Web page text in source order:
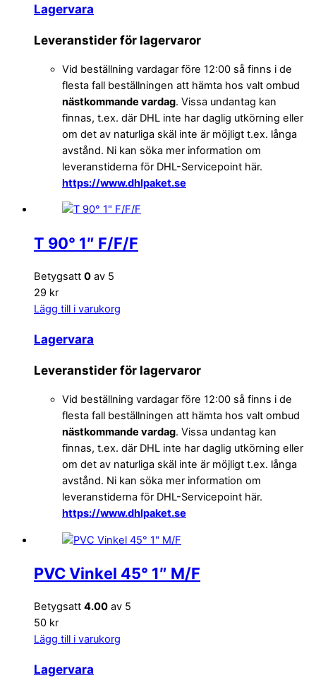
Lagervara
Leveranstider för lagervaror
Vid beställning vardagar före 12:00 så finns i de
flesta fall beställningen att hämta hos valt ombud
nästkommande vardag. Vissa undantag kan
finnas, t.ex. där DHL inte har daglig utkörning eller
om det av naturliga skäl inte är möjligt t.ex. långa
avstånd. Ni kan söka mer information om
leveranstiderna för DHL-Servicepoint här.
https://www.dhlpaket.se
T 90° 1″ F/F/F
Betygsatt 0 av 5
29 kr
Lägg till i varukorg
Lagervara
Leveranstider för lagervaror
Vid beställning vardagar före 12:00 så finns i de
flesta fall beställningen att hämta hos valt ombud
nästkommande vardag. Vissa undantag kan
finnas, t.ex. där DHL inte har daglig utkörning eller
om det av naturliga skäl inte är möjligt t.ex. långa
avstånd. Ni kan söka mer information om
leveranstiderna för DHL-Servicepoint här.
https://www.dhlpaket.se
PVC Vinkel 45° 1″ M/F
Betygsatt 4.00 av 5
50 kr
Lägg till i varukorg
Lagervara